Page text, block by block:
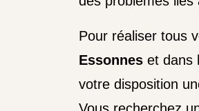
Pour réaliser tous
Essonnes et dans
votre disposition